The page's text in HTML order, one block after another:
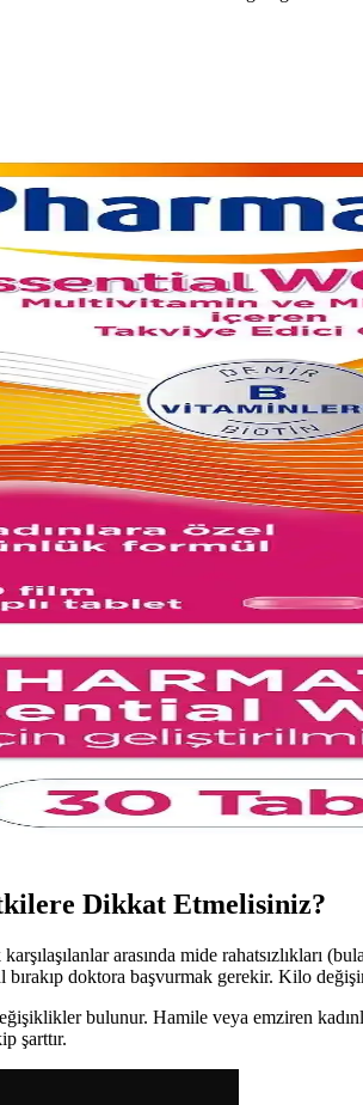
dökülmesini önler ve güçlendirir. Günlük
Yaklaşımlar
ve bilimsel bilgiler. Sağlıklı yaşam için
Yeri Analizi
çıkıyor. Kullanıcı yorumları, kullanım
Bakımında Dikkat Edilmesi
saç bakımında doğru tercihler yaparak
etmenize yardımcı olur. Güvenli kullanım
Analizi
veriler sınırlı olup, uzman görüşü ve
Takviye Ürünü
sağlayan dil altı formu ile enerji ve saç
multivitamin-mineral desteği
B vitaminleriyle saç, cilt ve tırnak
Dikkat Etmelisiniz?
arasında mide rahatsızlıkları
doktora başvurmak gerekir. Kilo
bulunur. Hamile veya emziren
şarttır.